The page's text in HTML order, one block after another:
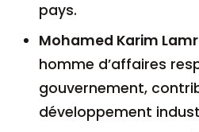
pays.
Mohamed Karim
homme d’affaires
gouvernement,
développement